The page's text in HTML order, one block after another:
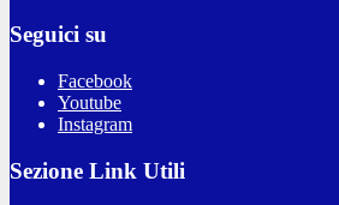
Seguici su
Facebook
Youtube
Instagram
Sezione Link Utili